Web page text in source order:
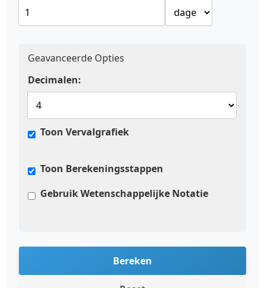
Geavanceerde Opties
Decimalen:
Toon Vervalgrafiek
Toon Berekeningsstappen
Gebruik Wetenschappelijke Notatie
Bereken